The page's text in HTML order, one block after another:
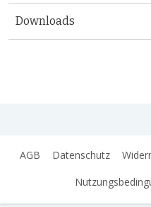
Downloads
AGB Datenschutz